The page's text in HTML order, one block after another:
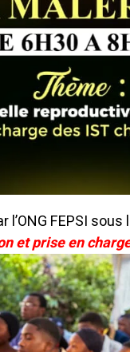
FEPSI
et prise en